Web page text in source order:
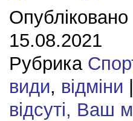
15.08.2021
Рубрика
види, відміни
відсуті, Ваш